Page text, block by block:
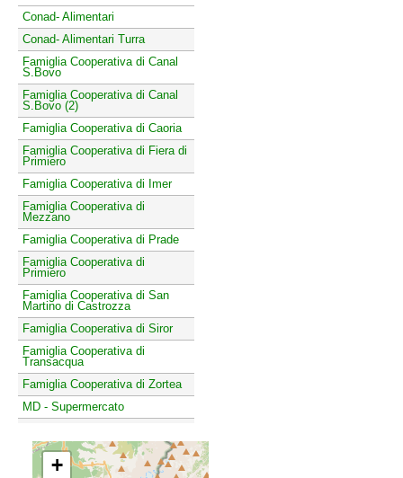
Conad- Alimentari
Conad- Alimentari Turra
Famiglia Cooperativa di Canal
S.Bovo
Famiglia Cooperativa di Canal
S.Bovo (2)
Famiglia Cooperativa di Caoria
Famiglia Cooperativa di Fiera di
Primiero
Famiglia Cooperativa di Imer
Famiglia Cooperativa di
Mezzano
Famiglia Cooperativa di Prade
Famiglia Cooperativa di
Primiero
Famiglia Cooperativa di San
Martino di Castrozza
Famiglia Cooperativa di Siror
Famiglia Cooperativa di
Transacqua
Famiglia Cooperativa di Zortea
MD - Supermercato
Gobbera
+